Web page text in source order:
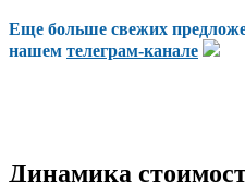
Еще больше свежих
нашем телеграм-канале
Динамика